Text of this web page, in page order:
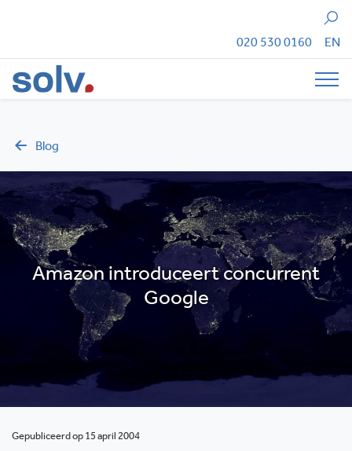
Zoeken
020 530 0160 EN
Blog
Amazon introduceert concurrent
Google
Gepubliceerd op 15 april 2004